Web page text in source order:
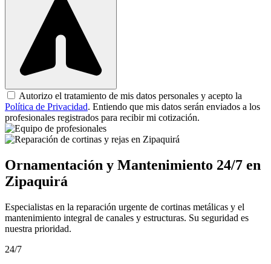
Autorizo el tratamiento de mis datos personales y acepto la
Política de Privacidad. Entiendo que mis datos serán enviados a los
profesionales registrados para recibir mi cotización.
Ornamentación y Mantenimiento 24/7 en
Zipaquirá
Especialistas en la reparación urgente de cortinas metálicas y el
mantenimiento integral de canales y estructuras. Su seguridad es
nuestra prioridad.
24/7